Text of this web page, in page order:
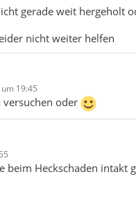
gerade weit hergeholt
nicht weiter helfen
19:45
versuchen oder
beim Heckschaden intakt